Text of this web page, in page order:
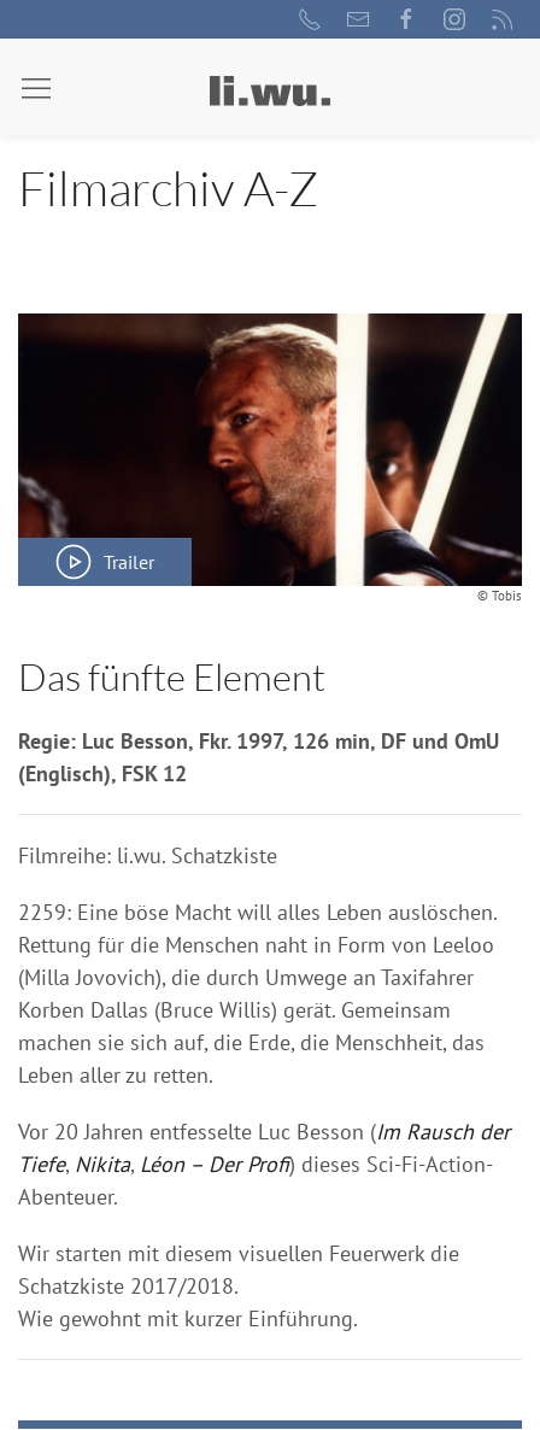
Filmarchiv A-Z
Trailer
© Tobis
Das fünfte Element
Regie: Luc Besson, Fkr. 1997, 126 min, DF und OmU
(Englisch), FSK 12
Filmreihe: li.wu. Schatzkiste
2259: Eine böse Macht will alles Leben auslöschen.
Rettung für die Menschen naht in Form von Leeloo
(Milla Jovovich), die durch Umwege an Taxifahrer
Korben Dallas (Bruce Willis) gerät. Gemeinsam
machen sie sich auf, die Erde, die Menschheit, das
Leben aller zu retten.
Vor 20 Jahren entfesselte Luc Besson (Im Rausch der
Tiefe, Nikita, Léon – Der Profi) dieses Sci-Fi-Action-
Abenteuer.
Wir starten mit diesem visuellen Feuerwerk die
Schatzkiste 2017/2018.
Wie gewohnt mit kurzer Einführung.